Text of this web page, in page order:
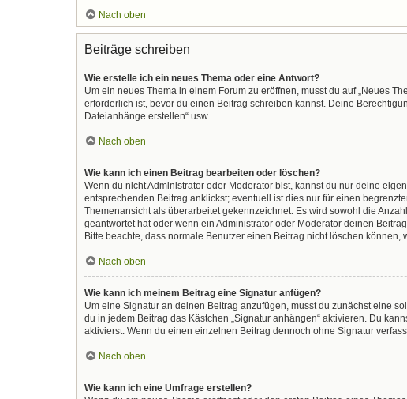
Nach oben
Beiträge schreiben
Wie erstelle ich ein neues Thema oder eine Antwort?
Um ein neues Thema in einem Forum zu eröffnen, musst du auf „Neues
erforderlich ist, bevor du einen Beitrag schreiben kannst. Deine
Dateianhänge erstellen“ usw.
Nach oben
Wie kann ich einen Beitrag bearbeiten oder löschen?
Wenn du nicht Administrator oder Moderator bist, kannst du nur deine
entsprechenden Beitrag anklickst; eventuell ist dies nur für einen
Themenansicht als überarbeitet gekennzeichnet. Es wird sowohl die
geantwortet hat oder wenn ein Administrator oder Moderator deinen
Bitte beachte, dass normale Benutzer einen Beitrag nicht löschen können,
Nach oben
Wie kann ich meinem Beitrag eine Signatur anfügen?
Um eine Signatur an deinen Beitrag anzufügen, musst du zunächst eine
du in jedem Beitrag das Kästchen „Signatur anhängen“ aktivieren. Du
aktivierst. Wenn du einen einzelnen Beitrag dennoch ohne Signatur
Nach oben
Wie kann ich eine Umfrage erstellen?